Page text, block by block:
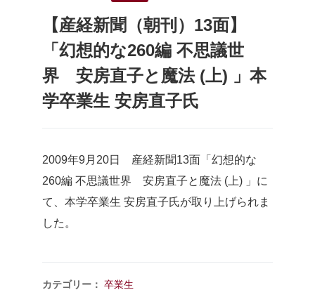
【産経新聞（朝刊）13面】
「幻想的な260編 不思議世
界 安房直子と魔法 (上) 」本
学卒業生 安房直子氏
2009年9月20日 産経新聞13面「幻想的な
260編 不思議世界 安房直子と魔法 (上) 」に
て、本学卒業生 安房直子氏が取り上げられま
した。
カテゴリー： 卒業生